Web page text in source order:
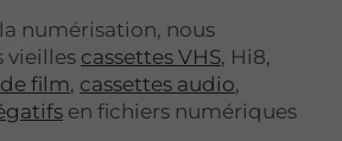
numérisation, nous
vieilles cassettes VHS, Hi8,
film, cassettes audio,
en fichiers numériques